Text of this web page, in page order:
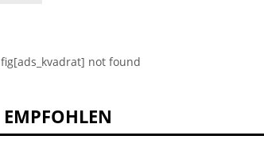
not found
EMPFOHLEN